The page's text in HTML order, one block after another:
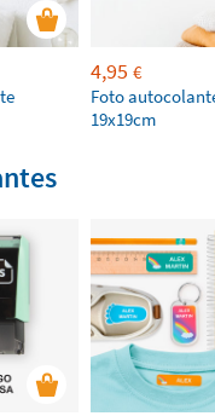
4,95 €
Foto
19x19cm